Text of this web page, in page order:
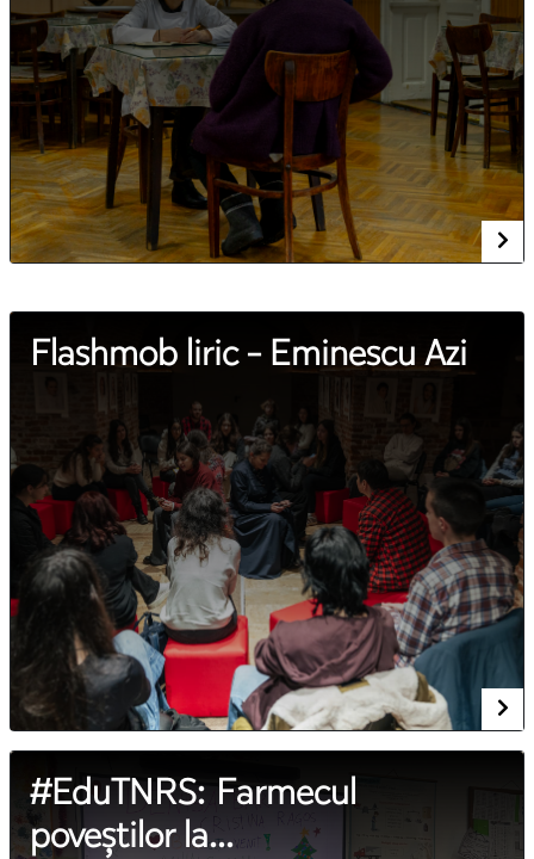
Flashmob liric - Eminescu Azi
#EduTNRS: Farmecul
poveștilor la...